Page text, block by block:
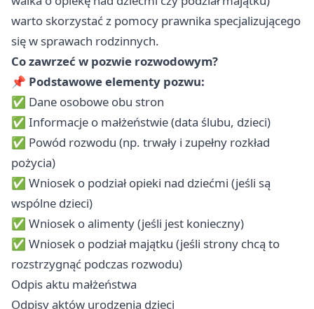
warto skorzystać z pomocy prawnika specjalizującego
się w sprawach rodzinnych.
Co zawrzeć w pozwie rozwodowym?
📌 Podstawowe elementy pozwu:
✅ Dane osobowe obu stron
✅ Informacje o małżeństwie (data ślubu, dzieci)
✅ Powód rozwodu (np. trwały i zupełny rozkład
pożycia)
✅ Wniosek o podział opieki nad dziećmi (jeśli są
wspólne dzieci)
✅ Wniosek o alimenty (jeśli jest konieczny)
✅ Wniosek o podział majątku (jeśli strony chcą to
rozstrzygnąć podczas rozwodu)
Odpis aktu małżeństwa
Odpisy aktów urodzenia dzieci